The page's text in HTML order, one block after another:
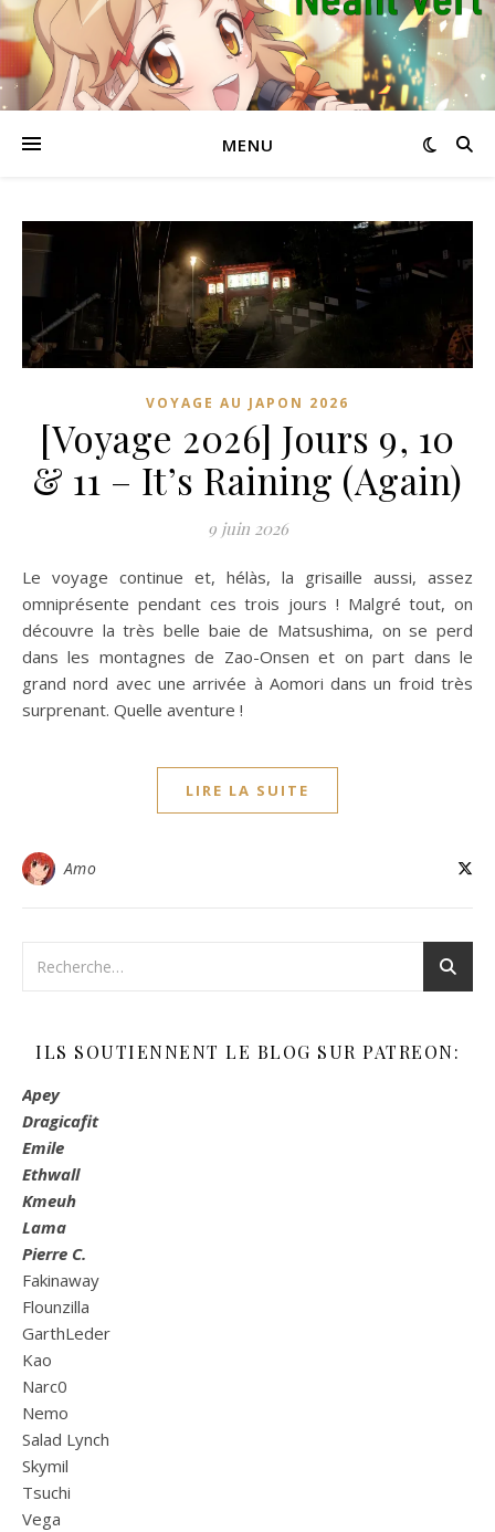
MENU
VOYAGE AU JAPON 2026
[Voyage 2026] Jours 9, 10
& 11 – It’s Raining (Again)
9 juin 2026
Le voyage continue et, hélàs, la grisaille aussi, assez
omniprésente pendant ces trois jours ! Malgré tout, on
découvre la très belle baie de Matsushima, on se perd
dans les montagnes de Zao-Onsen et on part dans le
grand nord avec une arrivée à Aomori dans un froid très
surprenant. Quelle aventure !
LIRE LA SUITE
Amo
ILS SOUTIENNENT LE BLOG SUR PATREON:
Apey
Dragicafit
Emile
Ethwall
Kmeuh
Lama
Pierre C.
Fakinaway
Flounzilla
GarthLeder
Kao
Narc0
Nemo
Salad Lynch
Skymil
Tsuchi
Vega